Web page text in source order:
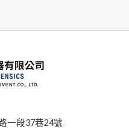
一段37巷24號